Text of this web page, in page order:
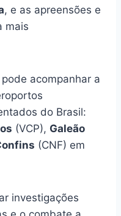
, e as apreensões e
mais
acompanhar a
do Brasil:
(VCP), Galeão
(CNF) em
investigações